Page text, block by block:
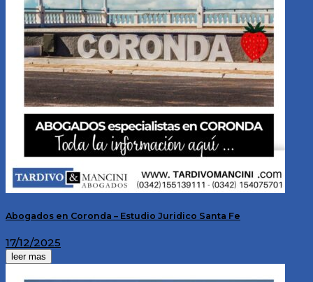
Abogados en Coronda – Estudio Juridico Santa Fe
17/12/2025
leer mas